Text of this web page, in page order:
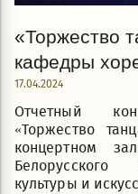
«Торжество
кафедры
17.04.2024
Отчетный
«Торжество
концертном
Белорусского
культуры и